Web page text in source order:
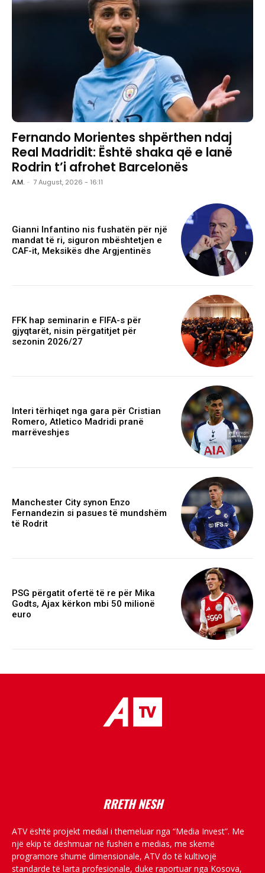
Fernando Morientes shpërthen ndaj
Real Madridit: Është shaka që e lanë
Rodrin t’i afrohet Barcelonës
A.M. - 7 August, 2026 - 16:11
Gianni Infantino nis fushatën për një
mandat të ri, siguron mbështetjen e
CAF-it, Meksikës dhe Argjentinës
FFK hap seminarin e FIFA-s për
gjyqtarët, nisin përgatitjet për
sezonin 2026/27
Interi tërhiqet nga gara për Cristian
Romero, Atletico Madridi pranë
marrëveshjes
Manchester City synon Enzo
Fernandezin si pasues të mundshëm
të Rodrit
PSG përgatit ofertë të re për Mika
Godts, Ajax kërkon mbi 50 milionë
euro
RRETH NESH
ATV është projekt medial i themeluar nga “Media Invest”. Me
një ekip të dëshmuar në fushën e medias, me skemë
programore shumë dimensionale, ATV do të kultivojë
standarde të larta profesionale, duke raportuar nga Kosova,